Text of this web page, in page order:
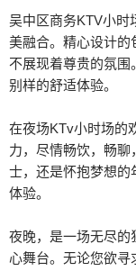
吴中区商务KTV小时
美融合。精心设计的
不展现着尊贵的氛围
别样的舒适体验。
在夜场KTv小时场的
力，尽情畅饮，畅聊
士，还是怀抱梦想的
体验。
夜晚，是一场无尽的
心舞台。无论您欲寻